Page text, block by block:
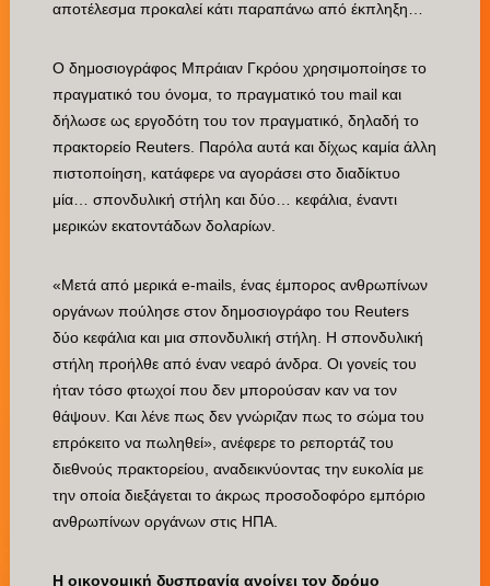
αποτέλεσμα προκαλεί κάτι παραπάνω από έκπληξη…
Ο δημοσιογράφος Μπράιαν Γκρόου χρησιμοποίησε το
πραγματικό του όνομα, το πραγματικό του mail και
δήλωσε ως εργοδότη του τον πραγματικό, δηλαδή το
πρακτορείο Reuters. Παρόλα αυτά και δίχως καμία άλλη
πιστοποίηση, κατάφερε να αγοράσει στο διαδίκτυο
μία… σπονδυλική στήλη και δύο… κεφάλια, έναντι
μερικών εκατοντάδων δολαρίων.
«Μετά από μερικά e-mails, ένας έμπορος ανθρωπίνων
οργάνων πούλησε στον δημοσιογράφο του Reuters
δύο κεφάλια και μια σπονδυλική στήλη. Η σπονδυλική
στήλη προήλθε από έναν νεαρό άνδρα. Οι γονείς του
ήταν τόσο φτωχοί που δεν μπορούσαν καν να τον
θάψουν. Και λένε πως δεν γνώριζαν πως το σώμα του
επρόκειτο να πωληθεί», ανέφερε το ρεπορτάζ του
διεθνούς πρακτορείου, αναδεικνύοντας την ευκολία με
την οποία διεξάγεται το άκρως προσοδοφόρο εμπόριο
ανθρωπίνων οργάνων στις ΗΠΑ.
Η οικονομική δυσπραγία ανοίγει τον δρόμο